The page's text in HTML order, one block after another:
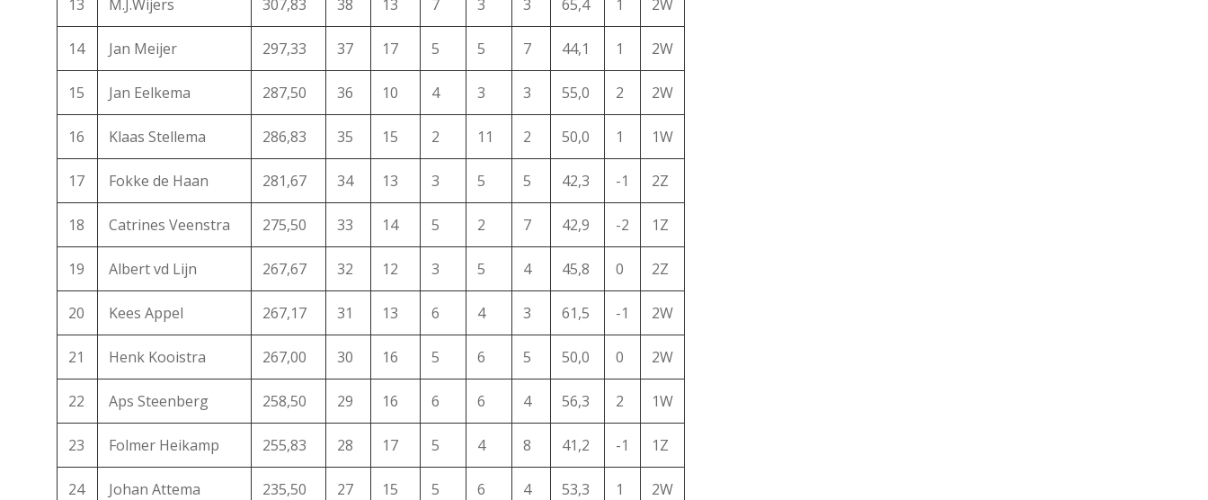
13 M.J.Wijers 307,83 38 13 7 3 3 65,4 1 2W
14 Jan Meijer 297,33 37 17 5 5 7 44,1 1 2W
15 Jan Eelkema 287,50 36 10 4 3 3 55,0 2 2W
16 Klaas Stellema 286,83 35 15 2 11 2 50,0 1 1W
17 Fokke de Haan 281,67 34 13 3 5 5 42,3 -1 2Z
18 Catrines Veenstra 275,50 33 14 5 2 7 42,9 -2 1Z
19 Albert vd Lijn 267,67 32 12 3 5 4 45,8 0 2Z
20 Kees Appel 267,17 31 13 6 4 3 61,5 -1 2W
21 Henk Kooistra 267,00 30 16 5 6 5 50,0 0 2W
22 Aps Steenberg 258,50 29 16 6 6 4 56,3 2 1W
23 Folmer Heikamp 255,83 28 17 5 4 8 41,2 -1 1Z
24 Johan Attema 235,50 27 15 5 6 4 53,3 1 2W